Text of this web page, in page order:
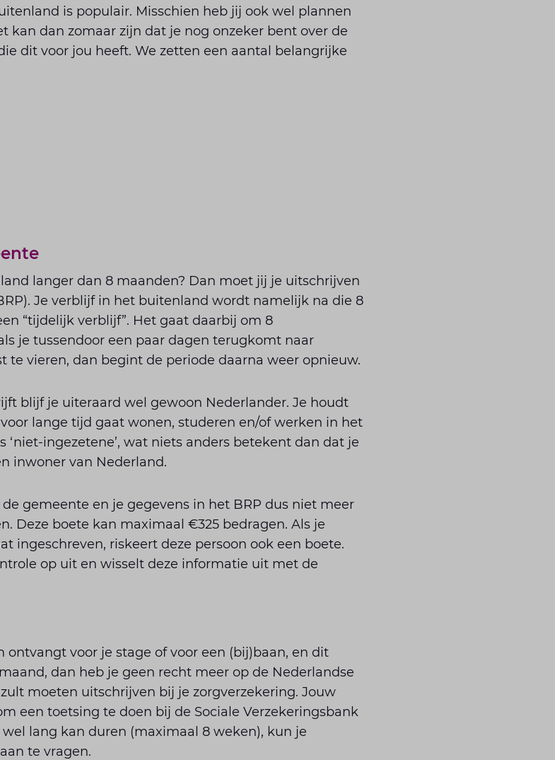
is populair. Misschien heb jij ook wel plannen
kan dan zomaar zijn dat je nog onzeker bent over de
dit voor jou heeft. We zetten een aantal belangrijke
langer dan 8 maanden? Dan moet jij je uitschrijven
Je verblijf in het buitenland wordt namelijk na die 8
“tijdelijk verblijf”. Het gaat daarbij om 8
je tussendoor een paar dagen terugkomt naar
te vieren, dan begint de periode daarna weer opnieuw.
blijf je uiteraard wel gewoon Nederlander. Je houdt
lange tijd gaat wonen, studeren en/of werken in het
‘niet-ingezetene’, wat niets anders betekent dan dat je
inwoner van Nederland.
gemeente en je gegevens in het BRP dus niet meer
Deze boete kan maximaal €325 bedragen. Als je
ingeschreven, riskeert deze persoon ook een boete.
op uit en wisselt deze informatie uit met de
voor je stage of voor een (bij)baan, en dit
dan heb je geen recht meer op de Nederlandse
moeten uitschrijven bij je zorgverzekering. Jouw
een toetsing te doen bij de Sociale Verzekeringsbank
wel lang kan duren (maximaal 8 weken), kun je
te vragen.